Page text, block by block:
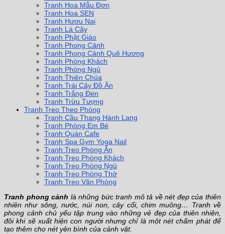
Tranh Hoa Mẫu Đơn
Tranh Hoa SEN
Tranh Hươu Nai
Tranh Lá Cây
Tranh Phật Giáo
Tranh Phong Cảnh
Tranh Phong Cảnh Quê Hương
Tranh Phòng Khách
Tranh Phòng Ngủ
Tranh Thiên Chúa
Tranh Trái Cây Đồ Ăn
Tranh Trắng Đen
Tranh Trừu Tượng
Tranh Treo Theo Phòng
Tranh Cầu Thang Hành Lang
Tranh Phòng Em Bé
Tranh Quán Cafe
Tranh Spa Gym Yoga Nail
Tranh Treo Phòng Ăn
Tranh Treo Phòng Khách
Tranh Treo Phòng Ngủ
Tranh Treo Phòng Thờ
Tranh Treo Văn Phòng
Tranh phong cảnh là những bức tranh mô tả về nét đẹp của thiên
nhiên như sông, nước, núi non, cây cối, chim muông… Tranh về
phong cảnh chủ yếu tập trung vào những vẻ đẹp của thiên nhiên,
đôi khi sẽ xuất hiện con người nhưng chỉ là một nét chấm phát để
tạo thêm cho nét yên bình của cảnh vật.